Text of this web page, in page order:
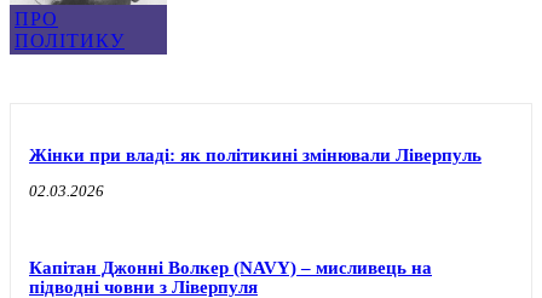
ПРО
ПОЛІТИКУ
Жінки при владі: як політикині змінювали Ліверпуль
02.03.2026
Капітан Джонні Волкер (NAVY) – мисливець на
підводні човни з Ліверпуля